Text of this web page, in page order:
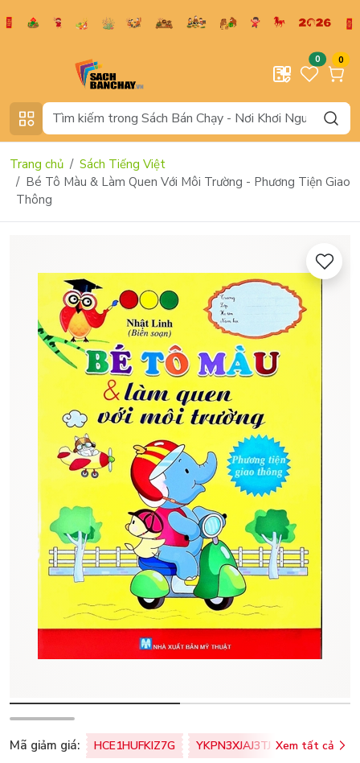
0 0
Trang chủ
Sách Tiếng Việt
Bé Tô Màu & Làm Quen Với Môi Trường - Phương Tiện Giao
Thông
Mã giảm giá: HCE1HUFKIZ7G YKPN3XJAJ3TJ Xem tất cả